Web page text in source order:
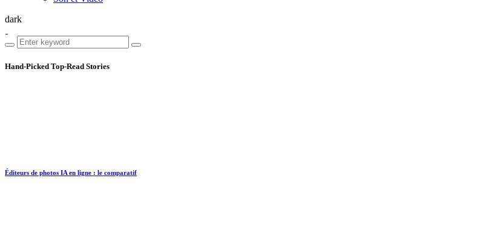
dark
Hand-Picked Top-Read Stories
Éditeurs de photos IA en ligne : le comparatif